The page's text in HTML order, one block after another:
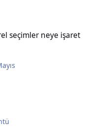
seçimler neye işaret